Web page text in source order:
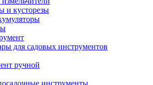
Фотобумага
Наклейки
Термобумага
Бумага для факса
для печати
для ламинирования
для заправки
и кусторезы
для садовых инструментов
ручной
инструменты